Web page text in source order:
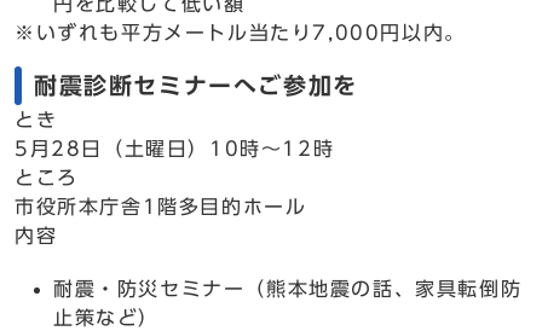
※いずれも平方メートル当たり7,000円以内。
耐震診断セミナーへご参加を
とき
5月28日（土曜日）10時～12時
ところ
市役所本庁舎1階多目的ホール
内容
耐震・防災セミナー（熊本地震の話、家具転倒防
止策など）